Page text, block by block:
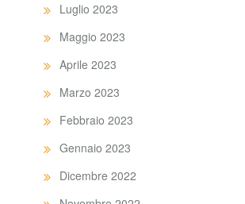
Luglio 2023
Maggio 2023
Aprile 2023
Marzo 2023
Febbraio 2023
Gennaio 2023
Dicembre 2022